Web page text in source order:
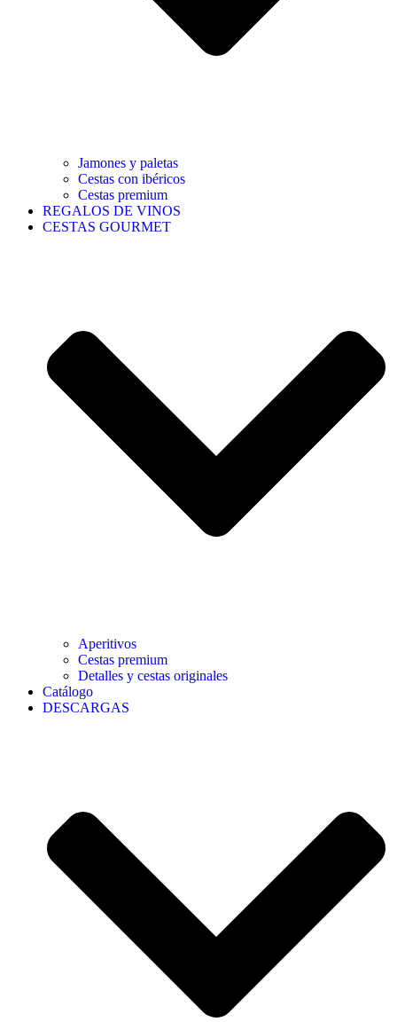
Jamones y paletas
Cestas con ibéricos
Cestas premium
REGALOS DE VINOS
CESTAS GOURMET
Aperitivos
Cestas premium
Detalles y cestas originales
Catálogo
DESCARGAS